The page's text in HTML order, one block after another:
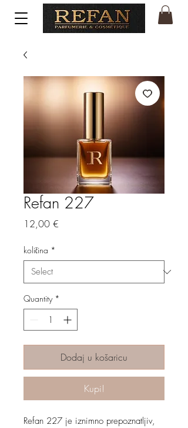
Refan 227
12,00 €
količina *
Quantity *
Dodaj u košaricu
Kupi!
Refan 227 je iznimno prepoznatljiv,